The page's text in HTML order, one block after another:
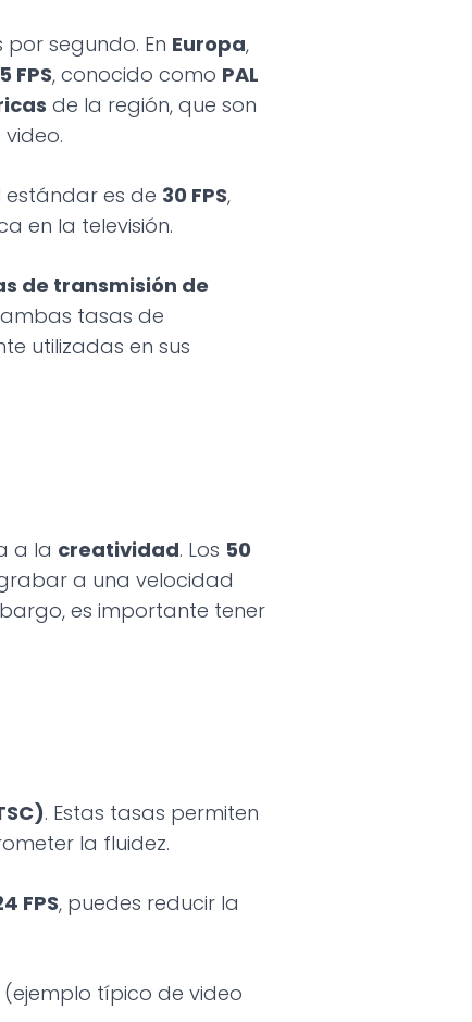
segundo. En Europa,
FPS, conocido como PAL
de la región, que son
estándar es de 30 FPS,
en la televisión.
de transmisión de
tasas de
utilizadas en sus
a la creatividad. Los 50
a una velocidad
es importante tener
. Estas tasas permiten
la fluidez.
FPS, puedes reducir la
(ejemplo típico de video